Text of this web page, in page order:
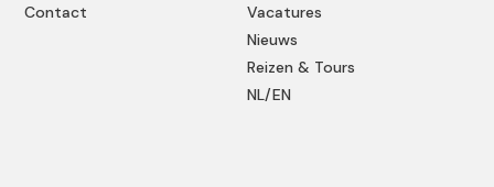
Vacatures
Nieuws
Reizen & Tours
NL/EN
Contact